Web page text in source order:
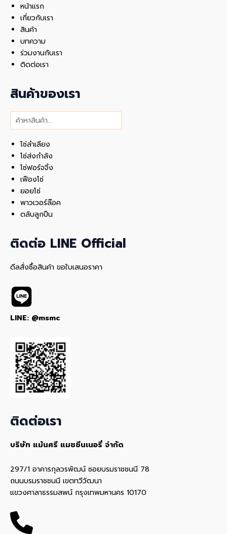
หน้าแรก
เกี่ยวกับเรา
สินค้า
บทความ
ร่วมงานกับเรา
ติดต่อเรา
สินค้าของเรา
ค้นหา
โซ่ลำเลียง
โซ่ส่งกำลัง
โซ่ฟอร์จจิ้ง
เฟืองโซ่
ยอยโซ่
พาวเวอร์ล๊อค
ตลับลูกปืน
ติดต่อ LINE Official
ดีลสั่งซื้อสินค้า ขอใบเสนอราคา
LINE: @msmc
ติดต่อเรา
บริษัท แม้นศรี แมชชีนเนอรี่ จำกัด
297/1 อาคารกุลวรพัฒน์ ซอยบรมราชชนนี 78
ถนนบรมราชชนนี เขตทวีวัฒนา
แขวงศาลาธรรมสพน์ กรุงเทพมหานคร 10170